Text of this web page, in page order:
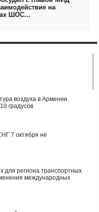
на
ШОС...
воздуха в Армении
градусов
7 октября не
для региона транспортных
международных